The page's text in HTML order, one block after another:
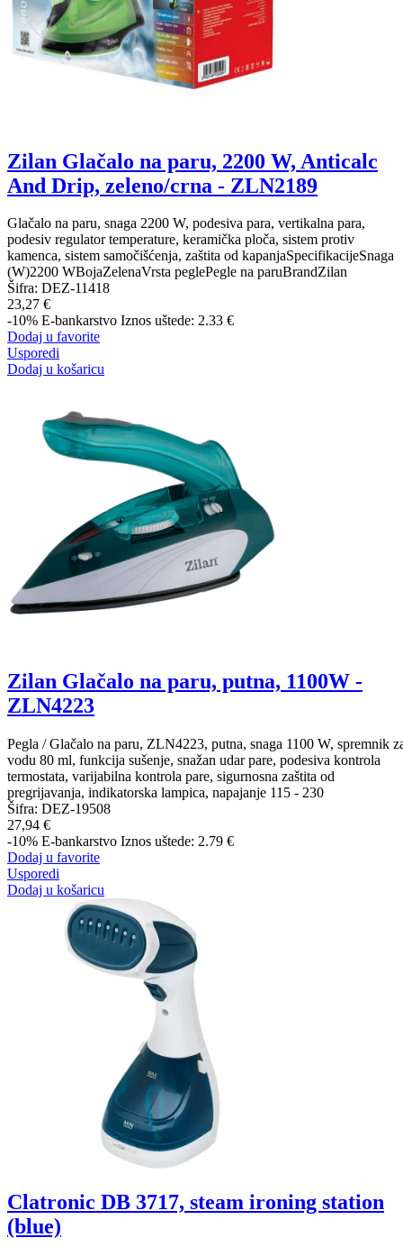
Zilan Glačalo na paru, 2200 W, Anticalc
And Drip, zeleno/crna - ZLN2189
Glačalo na paru, snaga 2200 W, podesiva para, vertikalna para,
podesiv regulator temperature, keramička ploča, sistem protiv
kamenca, sistem samočišćenja, zaštita od kapanjaSpecifikacijeSnaga
(W)2200 WBojaZelenaVrsta peglePegle na paruBrandZilan
Šifra: DEZ-11418
23,27 €
-10% E-bankarstvo Iznos uštede: 2.33 €
Dodaj u favorite
Usporedi
Dodaj u košaricu
Zilan Glačalo na paru, putna, 1100W -
ZLN4223
Pegla / Glačalo na paru, ZLN4223, putna, snaga 1100 W, spremnik
vodu 80 ml, funkcija sušenje, snažan udar pare, podesiva kontrola
termostata, varijabilna kontrola pare, sigurnosna zaštita od
pregrijavanja, indikatorska lampica, napajanje 115 - 230
Šifra: DEZ-19508
27,94 €
-10% E-bankarstvo Iznos uštede: 2.79 €
Dodaj u favorite
Usporedi
Dodaj u košaricu
Clatronic DB 3717, steam ironing station
(blue)